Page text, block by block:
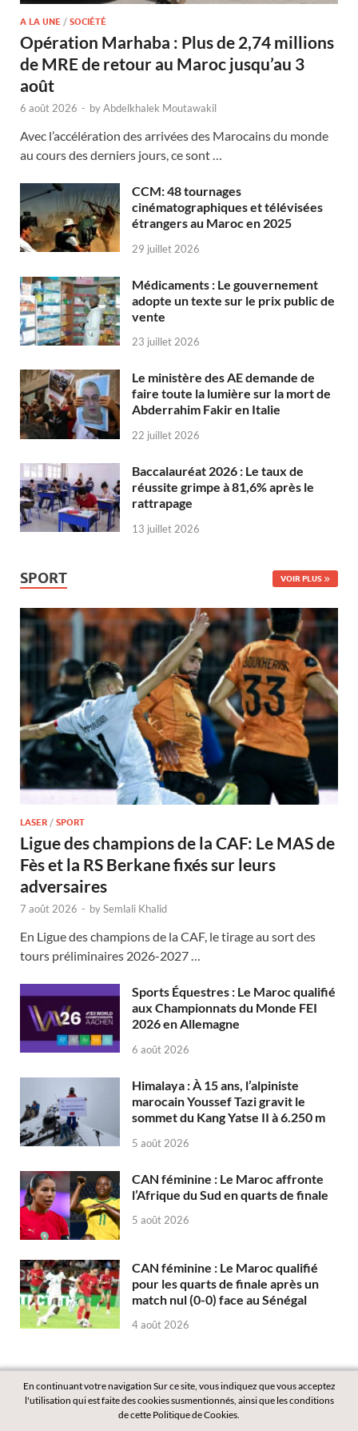
A LA UNE / SOCIÉTÉ
Opération Marhaba : Plus de 2,74 millions
de MRE de retour au Maroc jusqu’au 3
août
6 août 2026 - byAbdelkhalek Moutawakil
Avec l’accélération des arrivées des Marocains du monde
au cours des derniers jours, ce sont …
CCM: 48 tournages
cinématographiques et télévisées
étrangers au Maroc en 2025
29 juillet 2026
Médicaments : Le gouvernement
adopte un texte sur le prix public de
vente
23 juillet 2026
Le ministère des AE demande de
faire toute la lumière sur la mort de
Abderrahim Fakir en Italie
22 juillet 2026
Baccalauréat 2026 : Le taux de
réussite grimpe à 81,6% après le
rattrapage
13 juillet 2026
SPORT VOIR PLUS
LASER / SPORT
Ligue des champions de la CAF: Le MAS de
Fès et la RS Berkane fixés sur leurs
adversaires
7 août 2026 - bySemlali Khalid
En Ligue des champions de la CAF, le tirage au sort des
tours préliminaires 2026-2027 …
Sports Équestres : Le Maroc qualifié
aux Championnats du Monde FEI
2026 en Allemagne
6 août 2026
Himalaya : À 15 ans, l’alpiniste
marocain Youssef Tazi gravit le
sommet du Kang Yatse II à 6.250 m
5 août 2026
CAN féminine : Le Maroc affronte
l’Afrique du Sud en quarts de finale
5 août 2026
CAN féminine : Le Maroc qualifié
pour les quarts de finale après un
match nul (0-0) face au Sénégal
4 août 2026
En continuant votre navigation Sur ce site, vous indiquez que vous acceptez
l'utilisation qui est faite des cookies susmentionnés, ainsi que les conditions
de cette Politique de Cookies.